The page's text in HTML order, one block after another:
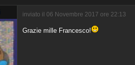
inviato il 06 Novembre 2017 ore 22:13
Grazie mille Francesco!